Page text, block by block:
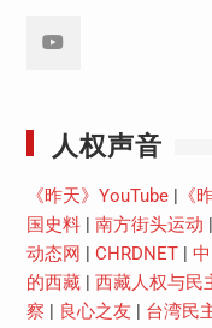
人权声音
《昨天》YouTube| 《
国史料| 南方街头运动
动态网
CHRDNET|
的西藏| 西藏人权与民
察
良心之友 台湾民